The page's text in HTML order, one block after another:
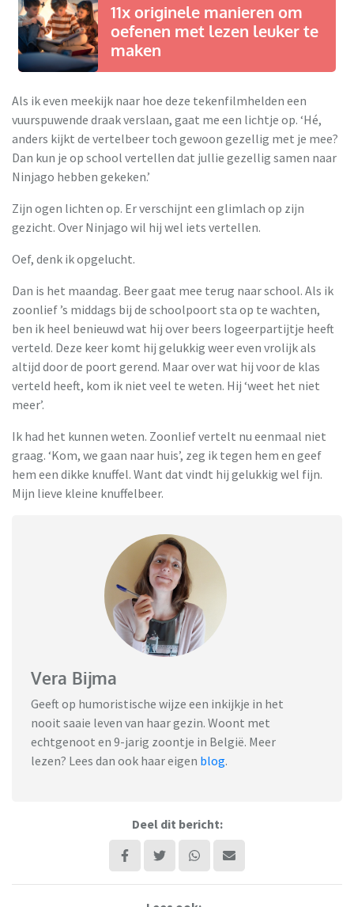
11x originele manieren om
oefenen met lezen leuker te
maken
Als ik even meekijk naar hoe deze tekenfilmhelden een
vuurspuwende draak verslaan, gaat me een lichtje op. ‘Hé,
anders kijkt de vertelbeer toch gewoon gezellig met je mee?
Dan kun je op school vertellen dat jullie gezellig samen naar
Ninjago hebben gekeken.’
Zijn ogen lichten op. Er verschijnt een glimlach op zijn
gezicht. Over Ninjago wil hij wel iets vertellen.
Oef, denk ik opgelucht.
Dan is het maandag. Beer gaat mee terug naar school. Als ik
zoonlief ’s middags bij de schoolpoort sta op te wachten,
ben ik heel benieuwd wat hij over beers logeerpartijtje heeft
verteld. Deze keer komt hij gelukkig weer even vrolijk als
altijd door de poort gerend. Maar over wat hij voor de klas
verteld heeft, kom ik niet veel te weten. Hij ‘weet het niet
meer’.
Ik had het kunnen weten. Zoonlief vertelt nu eenmaal niet
graag. ‘Kom, we gaan naar huis’, zeg ik tegen hem en geef
hem een dikke knuffel. Want dat vindt hij gelukkig wel fijn.
Mijn lieve kleine knuffelbeer.
Vera Bijma
Geeft op humoristische wijze een inkijkje in het
nooit saaie leven van haar gezin. Woont met
echtgenoot en 9-jarig zoontje in België. Meer
lezen? Lees dan ook haar eigen blog.
Deel dit bericht: